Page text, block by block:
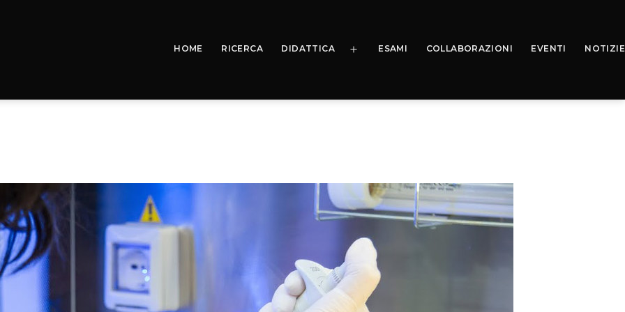
HOME RICERCA DIDATTICA
Apri
ESAMI COLLABORAZIONI EVENTI NOTIZIE